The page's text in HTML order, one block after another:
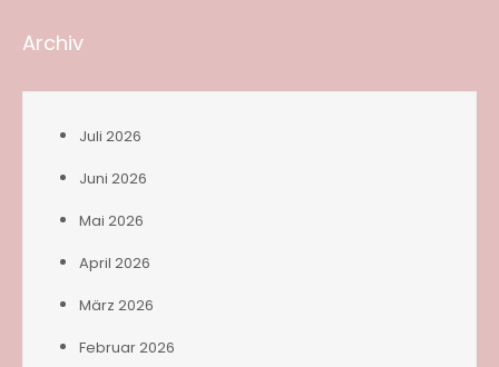
Archiv
Juli 2026
Juni 2026
Mai 2026
April 2026
März 2026
Februar 2026